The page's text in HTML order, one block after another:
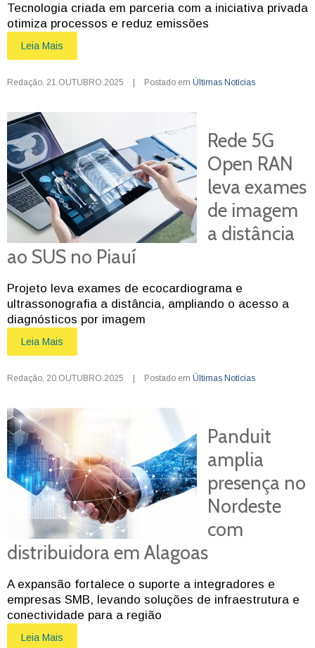
Tecnologia criada em parceria com a iniciativa privada
otimiza processos e reduz emissões
Leia Mais
Redação 21.OUTUBRO.2025 | Postado em Últimas Notícias
Rede 5G
Open RAN
leva exames
de imagem
a distância
ao SUS no Piauí
Projeto leva exames de ecocardiograma e
ultrassonografia a distância, ampliando o acesso a
diagnósticos por imagem
Leia Mais
Redação 20.OUTUBRO.2025 | Postado em Últimas Notícias
Panduit
amplia
presença no
Nordeste
com
distribuidora em Alagoas
A expansão fortalece o suporte a integradores e
empresas SMB, levando soluções de infraestrutura e
conectividade para a região
Leia Mais